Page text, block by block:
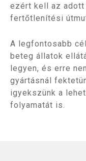
ezért kell az
fertőtlenítési
A legfontosabb
beteg állatok
legyen, és erre
gyártásnál
igyekszünk a
folyamatát is.